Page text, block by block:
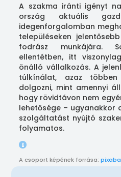
A szakma iránti igényt
ország aktuális
idegenforgalomban
településeken
fodrász munkájára.
ellentétben, itt
önálló vállalkozás. A
túlkínálat, azaz
dolgozni, mint amennyi
hogy rövidtávon nem
lehetősége – ugyanakkor
szolgáltatást nyújtó
folyamatos.
A csoport képének forrása: